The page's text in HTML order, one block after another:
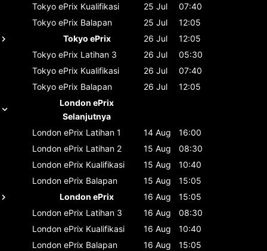
Tokyo ePrix Kualifikasi 25 Jul
07:40
Tokyo ePrix Balapan 25 Jul
12:05
Tokyo ePrix
26 Jul
12:05
Tokyo ePrix Latihan 3 26 Jul
05:30
Tokyo ePrix Kualifikasi 26 Jul
07:40
Tokyo ePrix Balapan 26 Jul
12:05
London ePrix
Selanjutnya
London ePrix Latihan 1 14 Aug
16:00
London ePrix Latihan 2 15 Aug
08:30
London ePrix Kualifikasi 15 Aug
10:40
London ePrix Balapan 15 Aug
15:05
London ePrix
16 Aug
15:05
London ePrix Latihan 3 16 Aug
08:30
London ePrix Kualifikasi 16 Aug
10:40
London ePrix Balapan 16 Aug 15:05